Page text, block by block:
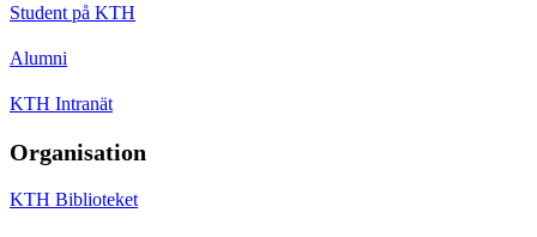
Student på KTH
Alumni
KTH Intranät
Organisation
KTH Biblioteket